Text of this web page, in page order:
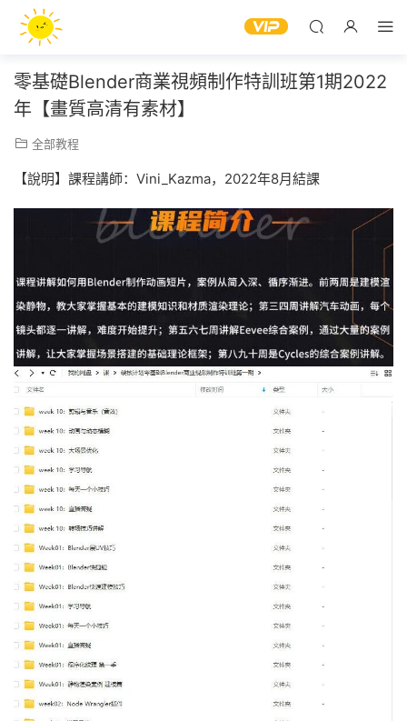
零基礎Blender商業視頻制作特訓班第1期2022
年【畫質高清有素材】
全部教程
【說明】課程講師：Vini_Kazma，2022年8月結課